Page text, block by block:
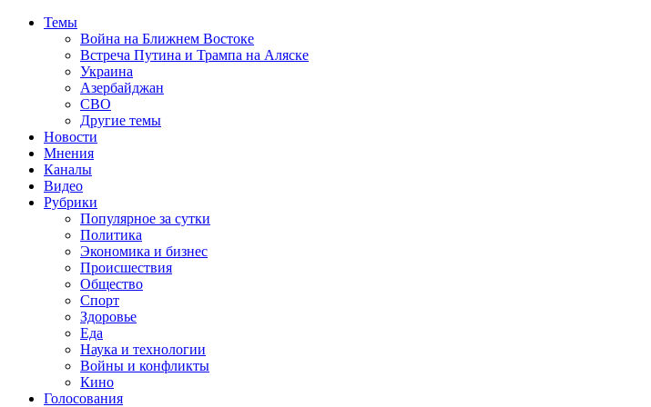
Темы
Война на Ближнем Востоке
Встреча Путина и Трампа на Аляске
Украина
Азербайджан
СВО
Другие темы
Новости
Мнения
Каналы
Видео
Рубрики
Популярное за сутки
Политика
Экономика и бизнес
Происшествия
Общество
Спорт
Здоровье
Еда
Наука и технологии
Войны и конфликты
Кино
Голосования